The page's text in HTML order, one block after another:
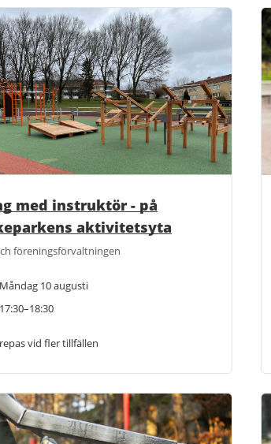
med instruktör - på
aktivitetsyta
föreningsförvaltningen
Måndag 10 augusti
17:30–18:30
vid fler tillfällen